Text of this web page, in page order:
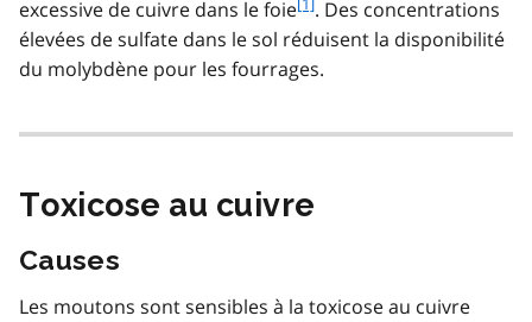
excessive de cuivre dans le foie
o
o
t
o
1
. Des concentrations
élevées de sulfate dans le sol réduisent la disponibilité
du molybdène pour les fourrages.
Toxicose au cuivre
Causes
Les moutons sont sensibles à la toxicose au cuivre